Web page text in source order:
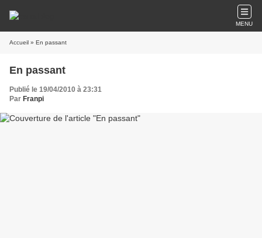
MENU
Accueil » En passant
En passant
Publié le 19/04/2010 à 23:31
Par Franpi